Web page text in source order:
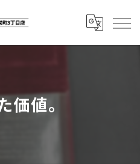
価値。